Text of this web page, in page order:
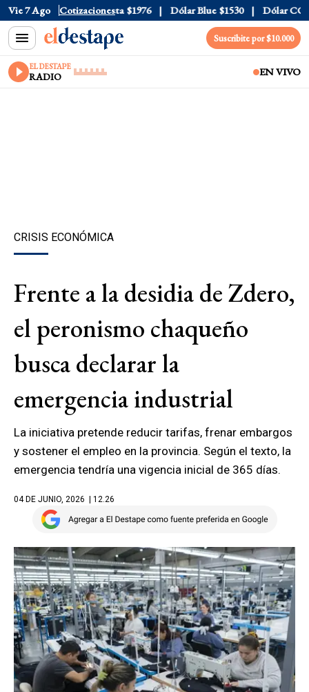
Vie 7 Ago Cotizaciones
$1520 Dólar Tarjeta $1976 Dólar Blue $1530 Dólar CCL
Suscribite por $10.000
EL DESTAPE
RADIO EN VIVO
CRISIS ECONÓMICA
Frente a la desidia de Zdero,
el peronismo chaqueño
busca declarar la
emergencia industrial
La iniciativa pretende reducir tarifas, frenar embargos
y sostener el empleo en la provincia. Según el texto, la
emergencia tendría una vigencia inicial de 365 días.
04 DE JUNIO, 2026 | 12.26